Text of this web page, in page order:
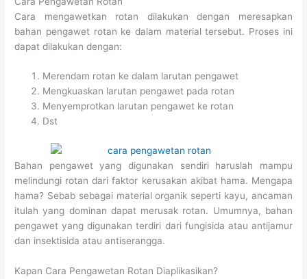
Cara mengawetkan rotan dilakukan dengan meresapkan
bahan pengawet rotan ke dalam material tersebut. Proses ini
dapat dilakukan dengan:
Merendam rotan ke dalam larutan pengawet
Mengkuaskan larutan pengawet pada rotan
Menyemprotkan larutan pengawet ke rotan
Dst
Bahan pengawet yang digunakan sendiri haruslah mampu
melindungi rotan dari faktor kerusakan akibat hama. Mengapa
hama? Sebab sebagai material organik seperti kayu, ancaman
itulah yang dominan dapat merusak rotan. Umumnya, bahan
pengawet yang digunakan terdiri dari fungisida atau antijamur
dan insektisida atau antiserangga.
Kapan Cara Pengawetan Rotan Diaplikasikan?